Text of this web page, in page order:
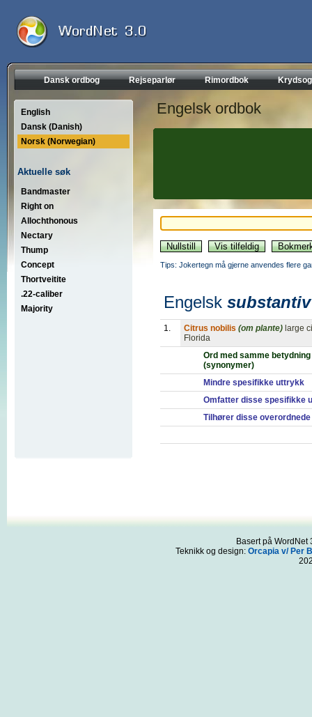
Dansk ordbog Rejseparlør Rimordbok
English
Dansk (Danish)
Norsk (Norwegian)
Aktuelle søk
Bandmaster
Right on
Allochthonous
Nectary
Thump
Concept
Thortveitite
.22-caliber
Majority
Engelsk ordbok
Tips: Jokertegn må gjerne anvendes flere
Engelsk substantiv
1. Citrus nobilis (om plante) large
Florida
Ord med samme betydning
(synonymer)
Mindre spesifikke uttrykk
Omfatter disse spesifikke
Tilhører disse
Basert på
Teknikk og design: Orcapia v/ Per